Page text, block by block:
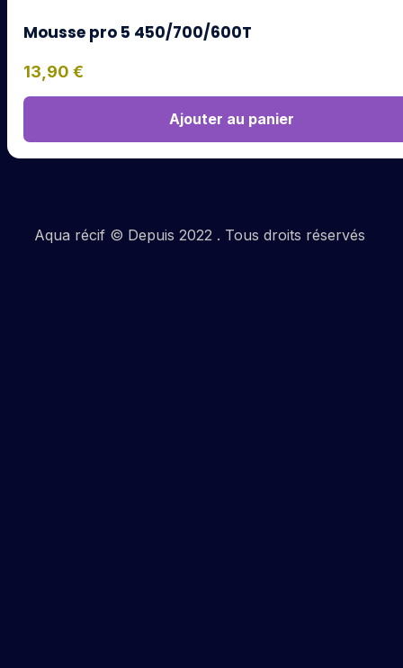
Mousse pro 5 450/700/600T
13,90 €
Ajouter au panier
Aqua récif © Depuis 2022 . Tous droits réservés